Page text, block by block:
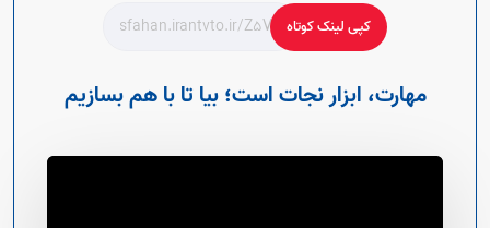
مهارت، ابزار نجات است؛ بیا تا با هم بسازیم
کپی لینک کوتاه